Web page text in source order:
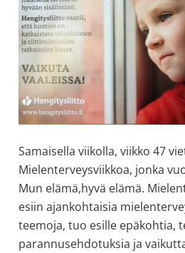
Samaisella viikolla, viikko 47
Mielenterveysviikkoa, jonka
Mun elämä,hyvä elämä.
esiin ajankohtaisia
teemoja, tuo esille epäkohtia,
parannusehdotuksia ja